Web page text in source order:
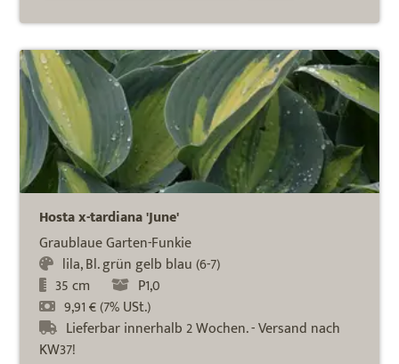
Hosta x-tardiana 'June'
Graublaue Garten-Funkie
lila, Bl. grün gelb blau (6-7)
35 cm
P1,0
9,91 € (7% USt.)
Lieferbar innerhalb 2 Wochen. - Versand nach
KW37!